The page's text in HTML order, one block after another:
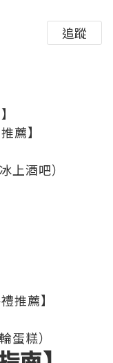
追蹤
薦】
上酒吧）
推薦】
蛋糕）